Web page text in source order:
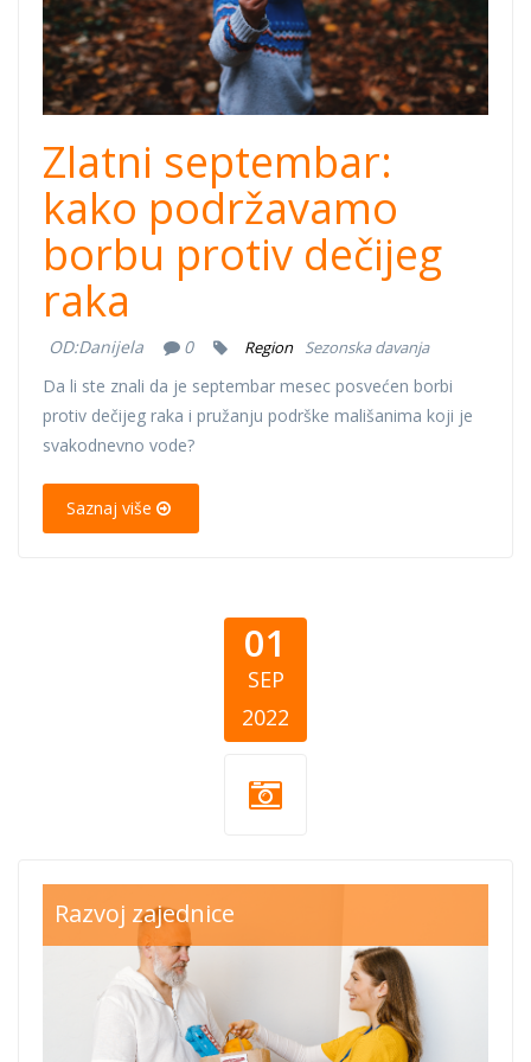
Zlatni septembar:
kako podržavamo
borbu protiv dečijeg
raka
OD:Danijela 0 Region Sezonska davanja
Da li ste znali da je septembar mesec posvećen borbi
protiv dečijeg raka i pružanju podrške mališanima koji je
svakodnevno vode?
Saznaj više
01
SEP
2022
medjunarodni-
dan-
dobrocinstva.png
Razvoj zajednice